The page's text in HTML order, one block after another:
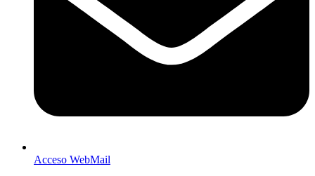
Acceso WebMail